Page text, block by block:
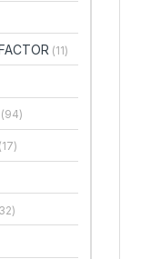
(11)
(94)
(17)